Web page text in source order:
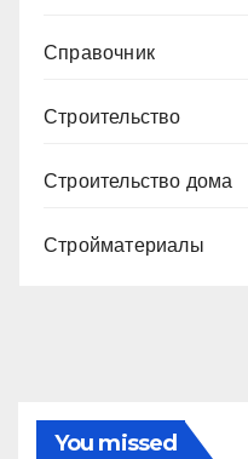
Справочник
Строительство
Строительство дома
Стройматериалы
You missed